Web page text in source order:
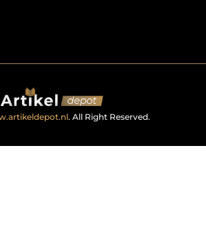
. All Right Reserved.